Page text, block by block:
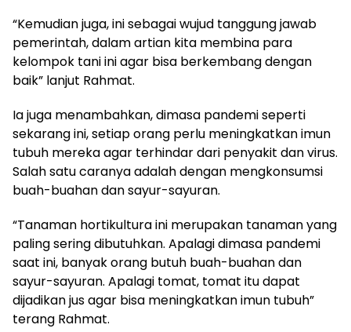
“Kemudian juga, ini sebagai wujud tanggung jawab
pemerintah, dalam artian kita membina para
kelompok tani ini agar bisa berkembang dengan
baik” lanjut Rahmat.
Ia juga menambahkan, dimasa pandemi seperti
sekarang ini, setiap orang perlu meningkatkan imun
tubuh mereka agar terhindar dari penyakit dan virus.
Salah satu caranya adalah dengan mengkonsumsi
buah-buahan dan sayur-sayuran.
“Tanaman hortikultura ini merupakan tanaman yang
paling sering dibutuhkan. Apalagi dimasa pandemi
saat ini, banyak orang butuh buah-buahan dan
sayur-sayuran. Apalagi tomat, tomat itu dapat
dijadikan jus agar bisa meningkatkan imun tubuh”
terang Rahmat.